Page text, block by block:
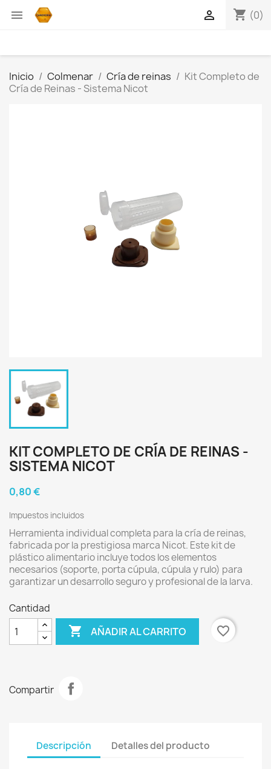
 shopping_cart (0)

Inicio Colmenar Cría de reinas
Kit Completo de
Cría de Reinas - Sistema Nicot
KIT COMPLETO DE CRÍA DE REINAS -
SISTEMA NICOT
0,80 €
Impuestos incluidos
Herramienta individual completa para la cría de reinas,
fabricada por la prestigiosa marca Nicot. Este kit de
plástico alimentario incluye todos los elementos
necesarios (soporte, porta cúpula, cúpula y rulo) para
garantizar un desarrollo seguro y profesional de la larva.
Cantidad
 AÑADIR AL CARRITO favorite_border
Compartir
Descripción Detalles del producto